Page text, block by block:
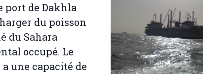
port de Dakhla
du poisson
du Sahara
occupé. Le
une capacité de